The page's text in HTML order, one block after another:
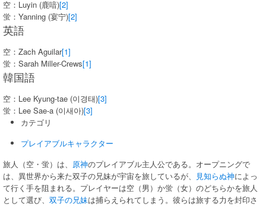
空：Luyin (鹿喑)[2]
蛍：Yanning (宴宁)[2]
英語
空：Zach Aguilar[1]
蛍：Sarah Miller-Crews[1]
韓国語
空：Lee Kyung-tae (이경태)[3]
蛍：Lee Sae-a (이새아)[3]
カテゴリ
プレイアブルキャラクター
旅人（空・蛍）は、 原神のプレイアブル主人公である。オープニングで
は、異世界から来た双子の兄妹が宇宙を旅しているが、
見知らぬ神によっ
て行く手を阻まれる。プレイヤーは空（男）か蛍（女）のどちらかを旅人
として選び、 双子の兄妹は捕らえられてしまう。彼らは旅する力を封印さ